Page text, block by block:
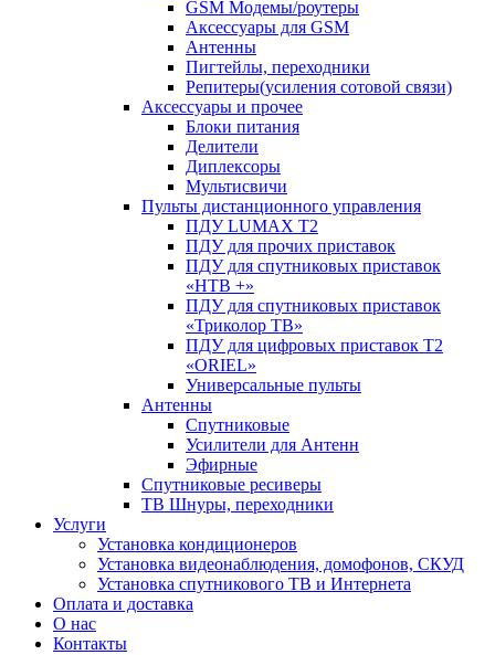
GSM Модемы/роутеры
Аксессуары для GSM
Антенны
Пигтейлы, переходники
Репитеры(усиления сотовой связи)
Аксессуары и прочее
Блоки питания
Делители
Диплексоры
Мультисвичи
Пульты дистанционного управления
ПДУ LUMAX Т2
ПДУ для прочих приставок
ПДУ для спутниковых приставок
«НТВ +»
ПДУ для спутниковых приставок
«Триколор ТВ»
ПДУ для цифровых приставок Т2
«ORIEL»
Универсальные пульты
Антенны
Спутниковые
Усилители для Антенн
Эфирные
Спутниковые ресиверы
ТВ Шнуры, переходники
Услуги
Установка кондиционеров
Установка видеонаблюдения, домофонов, СКУД
Установка спутникового ТВ и Интернета
Оплата и доставка
О нас
Контакты